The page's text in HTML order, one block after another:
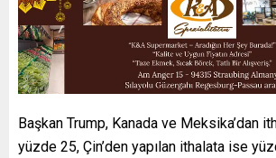
Başkan Trump, Kanada ve Meksika’dan
yüzde 25, Çin’den yapılan ithalata ise